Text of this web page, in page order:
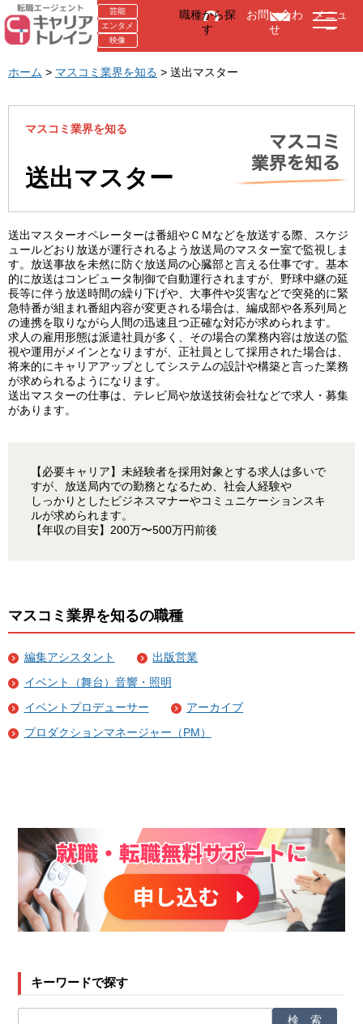
芸能
エンタメ
映像
職種から探
す
お問い合わ
せ
メニュ
ー
ホーム > マスコミ業界を知る > 送出マスター
マスコミ業界を知る
送出マスター
送出マスターオペレーターは番組やＣＭなどを放送する際、スケジ
ュールどおり放送が運行されるよう放送局のマスター室で監視しま
す。放送事故を未然に防ぐ放送局の心臓部と言える仕事です。基本
的に放送はコンピュータ制御で自動運行されますが、野球中継の延
長等に伴う放送時間の繰り下げや、大事件や災害などで突発的に緊
急特番が組まれ番組内容が変更される場合は、編成部や各系列局と
の連携を取りながら人間の迅速且つ正確な対応が求められます。
求人の雇用形態は派遣社員が多く、その場合の業務内容は放送の監
視や運用がメインとなりますが、正社員として採用された場合は、
将来的にキャリアアップとしてシステムの設計や構築と言った業務
が求められるようになります。
送出マスターの仕事は、テレビ局や放送技術会社などで求人・募集
があります。
【必要キャリア】未経験者を採用対象とする求人は多いで
すが、放送局内での勤務となるため、社会人経験や
しっかりとしたビジネスマナーやコミュニケーションスキ
ルが求められます。
【年収の目安】200万〜500万円前後
マスコミ業界を知るの職種
編集アシスタント
出版営業
イベント（舞台）音響・照明
イベントプロデューサー
アーカイブ
プロダクションマネージャー（PM）
キーワードで探す